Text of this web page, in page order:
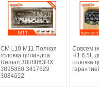
CM L10 M11 Полная
головка цилиндра
Reman 3088863RX
3895860 3417629
3084652
Совсем
H1 6.5L
головка